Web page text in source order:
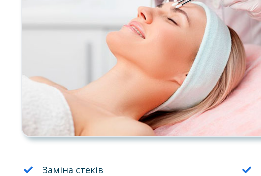
Заміна стеків